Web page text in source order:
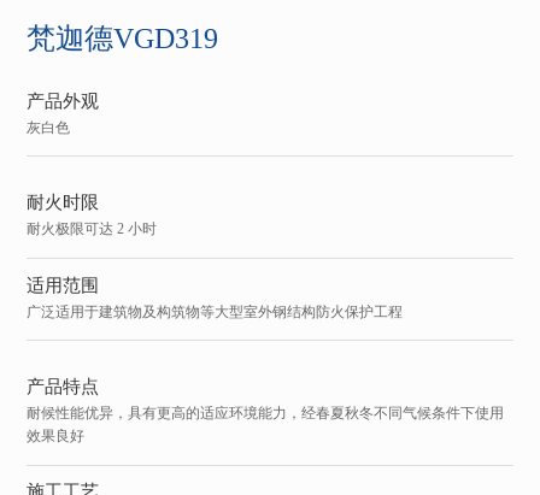
梵迦德VGD319
产品外观
灰白色
耐火时限
耐火极限可达 2 小时
适用范围
广泛适用于建筑物及构筑物等大型室外钢结构防火保护工程
产品特点
耐候性能优异，具有更高的适应环境能力，经春夏秋冬不同气候条件下使用
效果良好